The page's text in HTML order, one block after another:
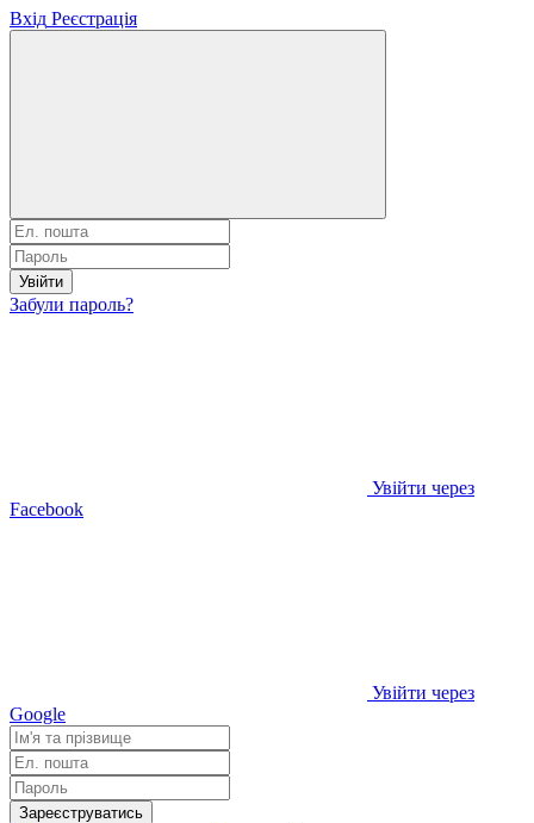
Вхід Реєстрація
Увійти
Забули пароль?
Увійти через
Facebook
Увійти через
Google
Зареєструватись